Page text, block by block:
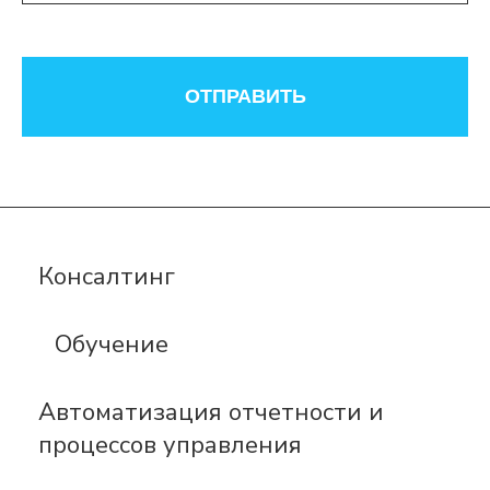
ОТПРАВИТЬ
Консалтинг
Обучение
Автоматизация отчетности и
процессов управления